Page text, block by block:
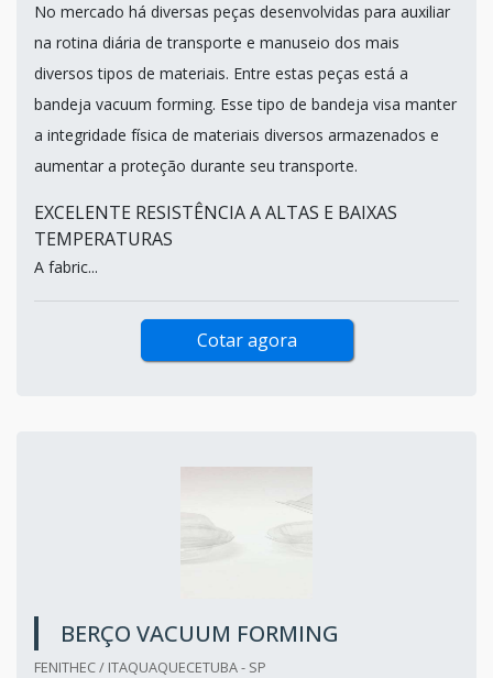
No mercado há diversas peças desenvolvidas para auxiliar
na rotina diária de transporte e manuseio dos mais
diversos tipos de materiais. Entre estas peças está a
bandeja vacuum forming. Esse tipo de bandeja visa manter
a integridade física de materiais diversos armazenados e
aumentar a proteção durante seu transporte.
EXCELENTE RESISTÊNCIA A ALTAS E BAIXAS
TEMPERATURAS
A fabric...
Cotar agora
BERÇO VACUUM FORMING
FENITHEC / ITAQUAQUECETUBA - SP